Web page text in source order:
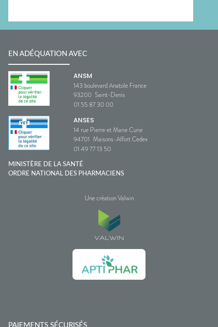
EN ADÉQUATION AVEC
ANSM
143 boulevard Anatole France
93200 Saint-Denis
01 55 87 30 00
ANSES
14 rue Pierre et Marie Curie
94701 Maisons-Alfort Cedex
01 49 77 13 50
MINISTÈRE DE LA SANTÉ
ORDRE NATIONAL DES PHARMACIENS
Une création Valwin
PAIEMENTS SÉCURISÉS